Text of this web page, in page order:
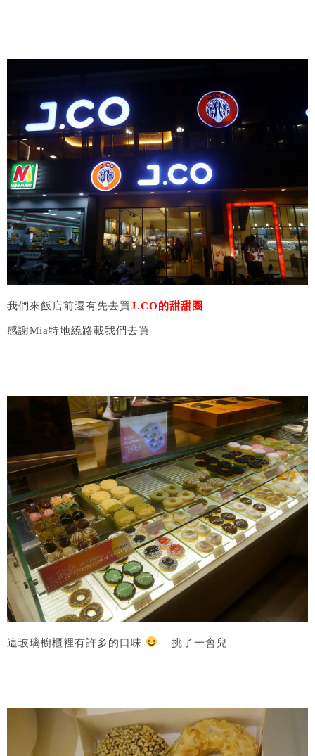
我們來飯店前還有先去買J.CO的甜甜圈
感謝Mia特地繞路載我們去買​
這玻璃櫥櫃裡有許多的口味 ​ 挑了一會兒